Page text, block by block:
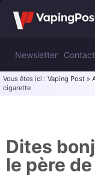
Newsletter Contact
Vous êtes ici : Vaping Post »
cigarette
Dites
le père